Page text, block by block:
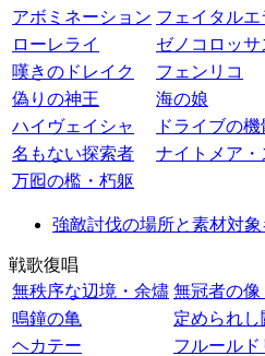
アボミネーション フェイタルエ
ローレライ
ゼノコロッサ
嘆きのドレイク
フェンリコ
偽りの神王
海の娘
ハイヴェイシャ
ドライブの機
名もない探索者
ナイトメア
万囮の檻・朽躯
強敵討伐の場所と素材対象
戦歌復唱
無秩序な辺境・余燼 無冠者の像
鳴鐘の亀
定められし
ヘカテー
フルールド